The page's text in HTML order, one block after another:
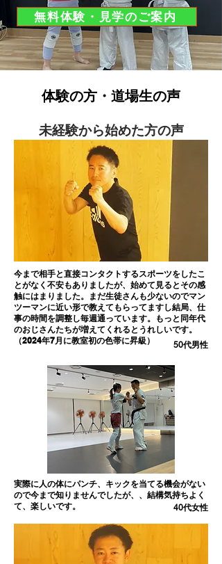
無料体験・見学のご案内
体験の方・道場生の声
未経験から始めた方の声
今まで相手と直接コンタクトするスポーツをしたこ
とがなく不安もありましたが、始めて見るとその感
触にはまりました。まだ生徒さんも少ないのでマン
ツーマンに近い形で教えてもらってますし結局、仕
事の時間を調整し毎週通っています。もっと同年代
のおじさんたちが増えてくれるとうれしいです。
（2024年7月に教室初の色帯に昇級）
50代男性
実際に人の体にパンチ、キックを当てる機会がない
ので今まで知りませんでしたが、、結構気持ちよく
て、楽しいです。
40代女性